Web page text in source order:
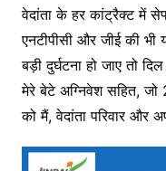
वेदांता के हर कांट्रैक्ट में
एनटीपीसी और जीई की भी
बड़ी दुर्घटना हो जाए तो
मेरे बेटे अग्निवेश सहित,
को मैं, वेदांता परिवार और